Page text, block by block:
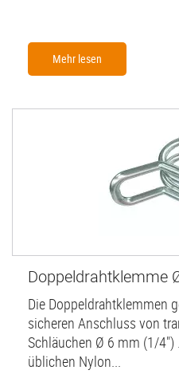
Mehr lesen
Doppeldrahtklemme
Die Doppeldrahtklemmen
sicheren Anschluss von
Schläuchen Ø 6 mm (1/4")
üblichen Nylon...